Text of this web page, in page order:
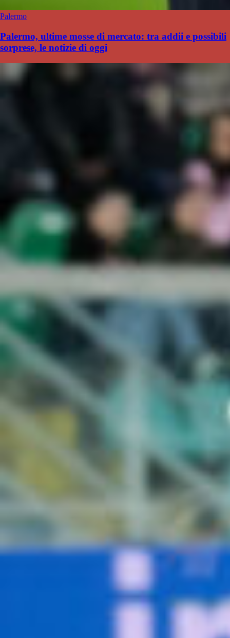
Palermo
Palermo, ultime mosse di mercato: tra addii e possibili
sorprese, le notizie di oggi